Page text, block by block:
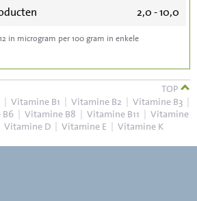
2,0 - 10,0
in microgram per 100 gram in enkele
TOP
Vitamine B1 Vitamine B2 Vitamine B3
Vitamine B8 Vitamine B11
Vitamine
Vitamine D Vitamine E Vitamine K